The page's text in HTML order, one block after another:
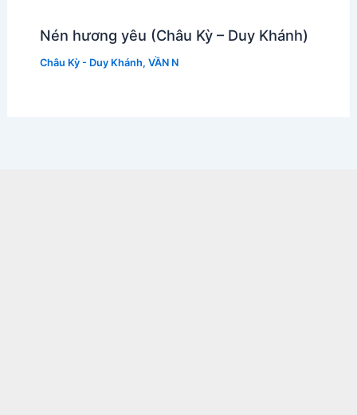
Nén hương yêu (Châu Kỳ – Duy Khánh)
Châu Kỳ - Duy Khánh, VẦN N